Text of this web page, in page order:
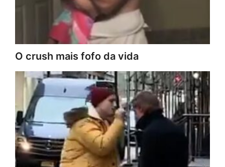
O crush mais fofo da vida